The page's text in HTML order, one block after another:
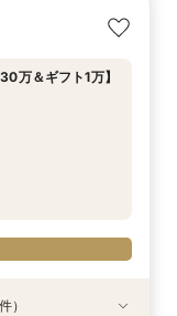
万＆ギフト1万】
）